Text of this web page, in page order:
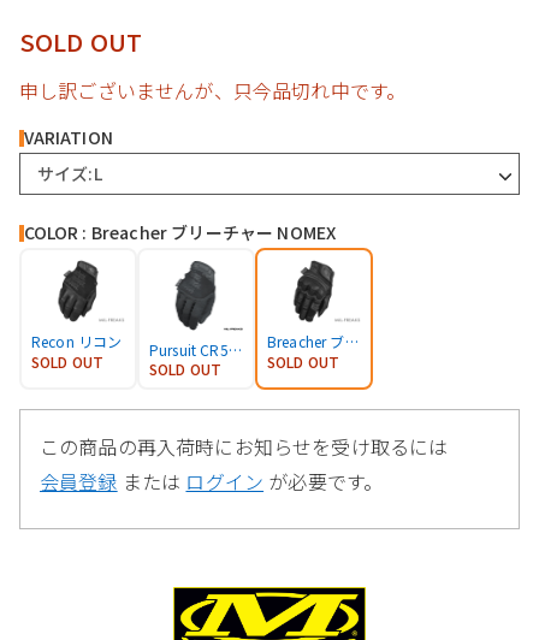
SOLD OUT
申し訳ございませんが、只今品切れ中です。
VARIATION
サイズ:L
COLOR : Breacher ブリーチャー NOMEX
Recon リコン
SOLD OUT
Pursuit CR5 パーシート
SOLD OUT
Breacher ブリーチャー NOMEX
SOLD OUT
この商品の再入荷時にお知らせを受け取るには
会員登録 または ログイン が必要です。